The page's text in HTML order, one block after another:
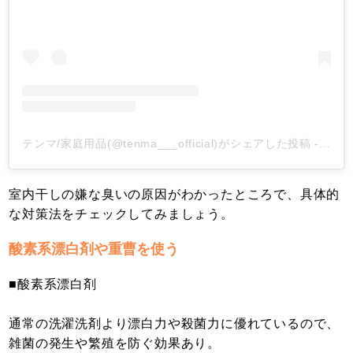
テンマ/家庭用品(@tenma___official)がシェアした投稿 -
室内干しの嫌な臭いの原因がわかったところで、具体的
な対策法をチェックしてみましょう。
酸素系漂白剤や重曹を使う
■酸素系漂白剤
通常の洗濯洗剤より漂白力や殺菌力に優れているので、
雑菌の発生や繁殖を防ぐ効果あり。